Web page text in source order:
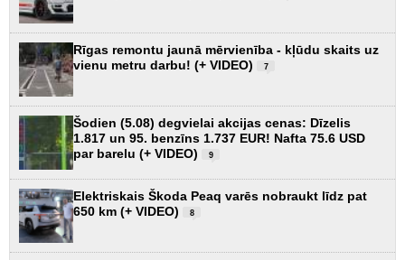
Rīgas remontu jaunā mērvienība - kļūdu skaits uz
vienu metru darbu! (+ VIDEO)
7
Šodien (5.08) degvielai akcijas cenas: Dīzelis
1.817 un 95. benzīns 1.737 EUR! Nafta 75.6 USD
par barelu (+ VIDEO)
9
Elektriskais Škoda Peaq varēs nobraukt līdz pat
650 km (+ VIDEO)
8